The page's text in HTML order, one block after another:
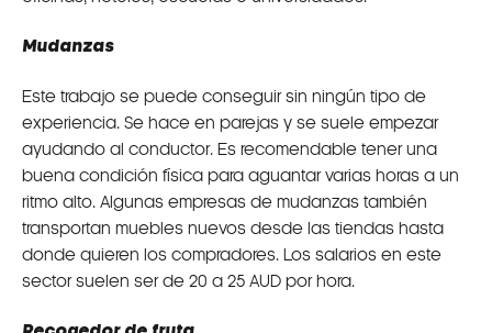
Mudanzas
Este trabajo se puede conseguir sin ningún tipo de
experiencia. Se hace en parejas y se suele empezar
ayudando al conductor. Es recomendable tener una
buena condición física para aguantar varias horas a un
ritmo alto. Algunas empresas de mudanzas también
transportan muebles nuevos desde las tiendas hasta
donde quieren los compradores. Los salarios en este
sector suelen ser de 20 a 25 AUD por hora.